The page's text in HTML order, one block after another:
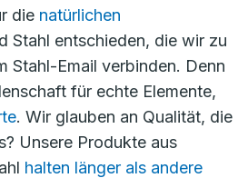
die natürlichen
Stahl entschieden, die wir zu
Stahl-Email verbinden. Denn
für echte Elemente,
. Wir glauben an Qualität, die
Unsere Produkte aus
halten länger als andere